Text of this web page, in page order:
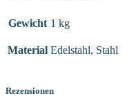
Gewicht 1 kg
Material Edelstahl, Stahl
Rezensionen